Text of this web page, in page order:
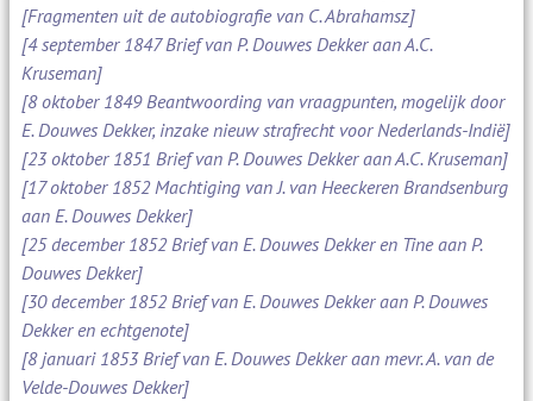
[Fragmenten uit de autobiografie van C. Abrahamsz]
[4 september 1847 Brief van P. Douwes Dekker aan A.C.
Kruseman]
[8 oktober 1849 Beantwoording van vraagpunten, mogelijk door
E. Douwes Dekker, inzake nieuw strafrecht voor Nederlands-Indië]
[23 oktober 1851 Brief van P. Douwes Dekker aan A.C. Kruseman]
[17 oktober 1852 Machtiging van J. van Heeckeren Brandsenburg
aan E. Douwes Dekker]
[25 december 1852 Brief van E. Douwes Dekker en Tine aan P.
Douwes Dekker]
[30 december 1852 Brief van E. Douwes Dekker aan P. Douwes
Dekker en echtgenote]
[8 januari 1853 Brief van E. Douwes Dekker aan mevr. A. van de
Velde-Douwes Dekker]